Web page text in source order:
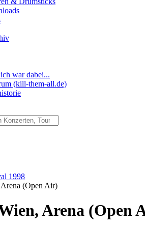
war dabei...
(kill-them-all.de)
1998
(Open Air)
Arena (Open